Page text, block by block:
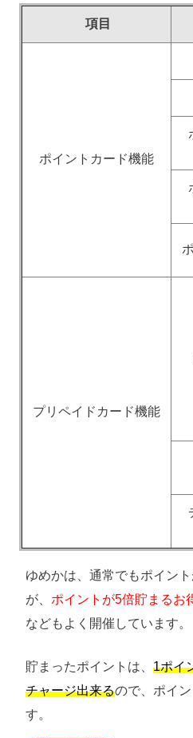
項目
ポイントカード機能
プリペイドカード機能
ゆめかは、通常でもポイン
が、 ポイントが5倍貯まるお
などもよく開催しています。
貯まったポイントは、 1ポイ
チャージ出来るので、ポイ
す。